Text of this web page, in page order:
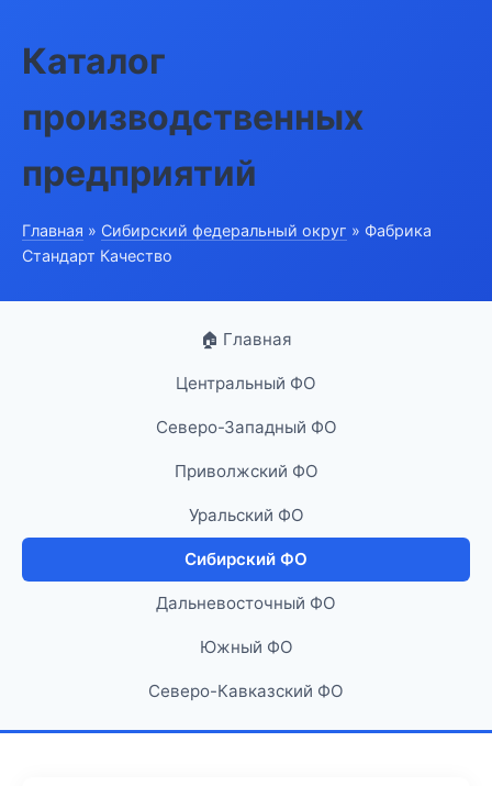
Каталог
производственных
предприятий
Главная » Сибирский федеральный округ » Фабрика
Стандарт Качество
🏠 Главная
Центральный ФО
Северо-Западный ФО
Приволжский ФО
Уральский ФО
Сибирский ФО
Дальневосточный ФО
Южный ФО
Северо-Кавказский ФО